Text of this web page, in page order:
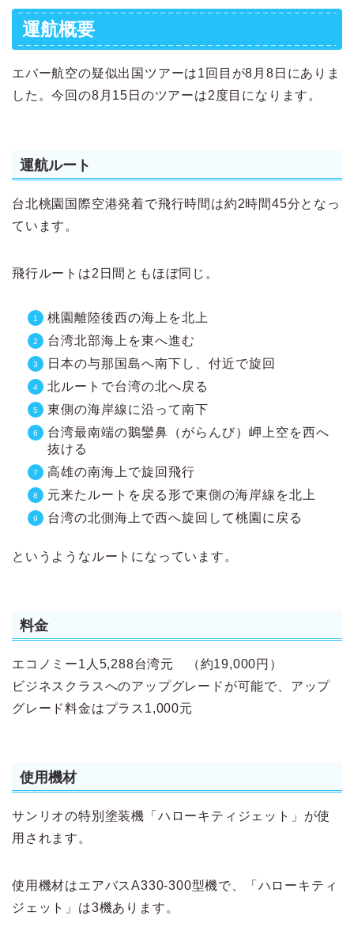
運航概要
エバー航空の疑似出国ツアーは1回目が8月8日にありま
した。今回の8月15日のツアーは2度目になります。
運航ルート
台北桃園国際空港発着で飛行時間は約2時間45分となっ
ています。
飛行ルートは2日間ともほぼ同じ。
桃園離陸後西の海上を北上
台湾北部海上を東へ進む
日本の与那国島へ南下し、付近で旋回
北ルートで台湾の北へ戻る
東側の海岸線に沿って南下
台湾最南端の鵝鑾鼻（がらんび）岬上空を西へ
抜ける
高雄の南海上で旋回飛行
元来たルートを戻る形で東側の海岸線を北上
台湾の北側海上で西へ旋回して桃園に戻る
というようなルートになっています。
料金
エコノミー1人5,288台湾元 （約19,000円）
ビジネスクラスへのアップグレードが可能で、アップ
グレード料金はプラス1,000元
使用機材
サンリオの特別塗装機「ハローキティジェット」が使
用されます。
使用機材はエアバスA330-300型機で、「ハローキティ
ジェット」は3機あります。